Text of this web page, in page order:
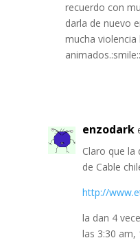
recuerdo con
darla de nuevo
mucha
enzodark
Claro que la
de Cable
http://
la dan 4
las 3:30 am,